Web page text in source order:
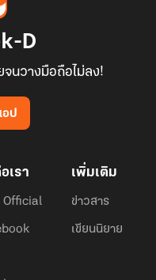
D
นวางมือถือไม่ลง!
อป
เรา
Official
เพิ่มเติม
ข่าวสาร
เขียนนิยาย